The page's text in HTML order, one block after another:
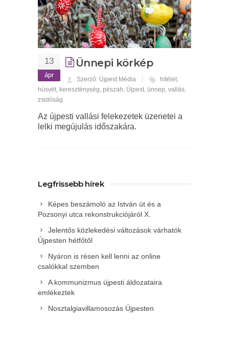
13
ápr
Ünnepi körkép
Szerző: Újpest Média hitélet,
húsvét, kereszténység, pészah, Újpest, ünnep, vallás,
zsidóság
Az újpesti vallási felekezetek üzenetei a
lelki megújulás időszakára.
Legfrissebb hírek
Képes beszámoló az István út és a
Pozsonyi utca rekonstrukciójáról X.
Jelentős közlekedési változások várhatók
Újpesten hétfőtől
Nyáron is résen kell lenni az online
csalókkal szemben
A kommunizmus újpesti áldozataira
emlékeztek
Nosztalgiavillamosozás Újpesten